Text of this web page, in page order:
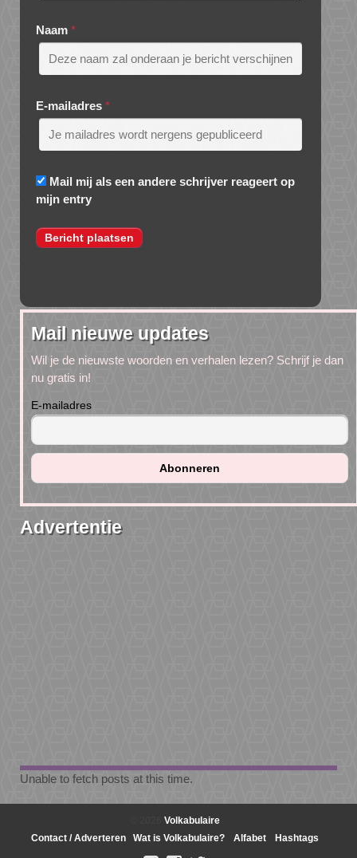
Naam *
E-mailadres *
Mail mij als een andere schrijver reageert op
mijn entry
Mail nieuwe updates
Wil je de nieuwste woorden en verhalen lezen? Schrijf je dan
nu gratis in!
E-mailadres
Advertentie
Unable to fetch posts at this time.
Volkabulaire
Contact / Adverteren
Wat is Volkabulaire? Alfabet Hashtags